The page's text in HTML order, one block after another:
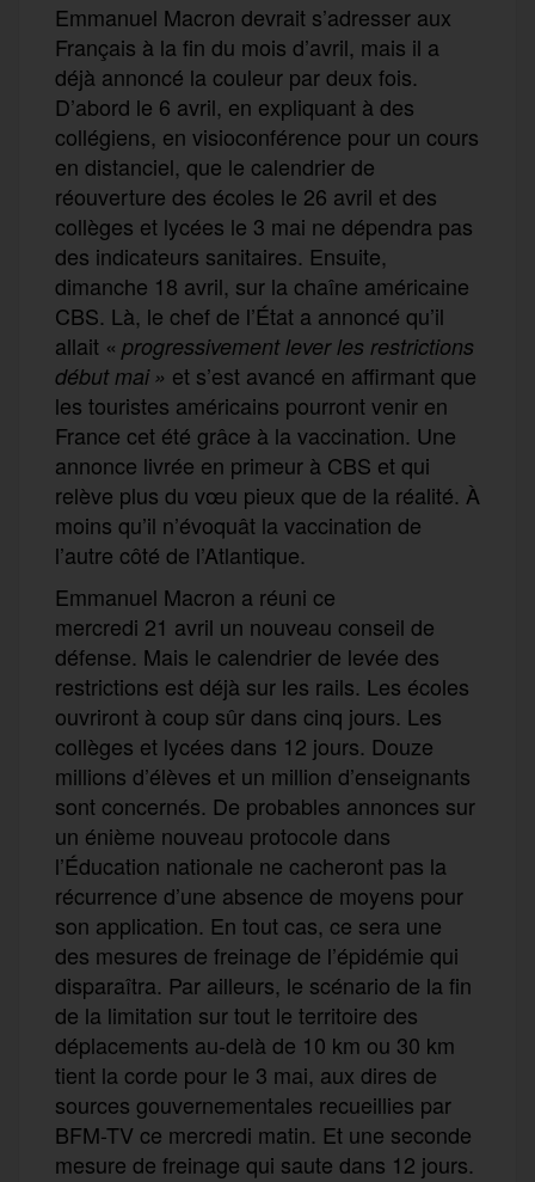
Emmanuel Macron devrait s’adresser aux
Français à la fin du mois d’avril, mais il a
déjà annoncé la couleur par deux fois.
D’abord le 6 avril, en expliquant à des
collégiens, en visioconférence pour un cours
en distanciel, que le calendrier de
réouverture des écoles le 26 avril et des
collèges et lycées le 3 mai ne dépendra pas
des indicateurs sanitaires. Ensuite,
dimanche 18 avril, sur la chaîne américaine
CBS. Là, le chef de l’État a annoncé qu’il
allait « progressivement lever les restrictions
début mai » et s’est avancé en affirmant que
les touristes américains pourront venir en
France cet été grâce à la vaccination. Une
annonce livrée en primeur à CBS et qui
relève plus du vœu pieux que de la réalité. À
moins qu’il n’évoquât la vaccination de
l’autre côté de l’Atlantique.
Emmanuel Macron a réuni ce
mercredi 21 avril un nouveau conseil de
défense. Mais le calendrier de levée des
restrictions est déjà sur les rails. Les écoles
ouvriront à coup sûr dans cinq jours. Les
collèges et lycées dans 12 jours. Douze
millions d’élèves et un million d’enseignants
sont concernés. De probables annonces sur
un énième nouveau protocole dans
l’Éducation nationale ne cacheront pas la
récurrence d’une absence de moyens pour
son application. En tout cas, ce sera une
des mesures de freinage de l’épidémie qui
disparaîtra. Par ailleurs, le scénario de la fin
de la limitation sur tout le territoire des
déplacements au-delà de 10 km ou 30 km
tient la corde pour le 3 mai, aux dires de
sources gouvernementales recueillies par
BFM-TV ce mercredi matin. Et une seconde
mesure de freinage qui saute dans 12 jours.